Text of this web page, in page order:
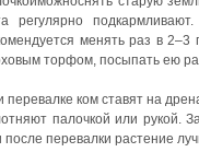
регулярно
менять раз в
торфом, посыпать ею
перевалке ком ставят на
палочкой или рукой.
после перевалки растение